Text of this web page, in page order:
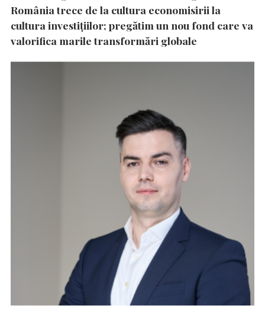
România trece de la cultura economisirii la
cultura investițiilor; pregătim un nou fond care va
valorifica marile transformări globale